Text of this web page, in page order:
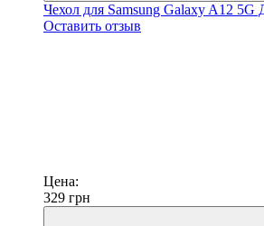
Чехол для Samsung Galaxy A12 5G
Оставить отзыв
Цена:
329 грн